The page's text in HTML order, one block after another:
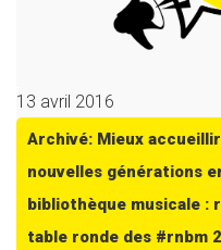
13 avril 2016
Archivé: Mieux
nouvelles générations
bibliothèque musicale :
table ronde des #rnbm